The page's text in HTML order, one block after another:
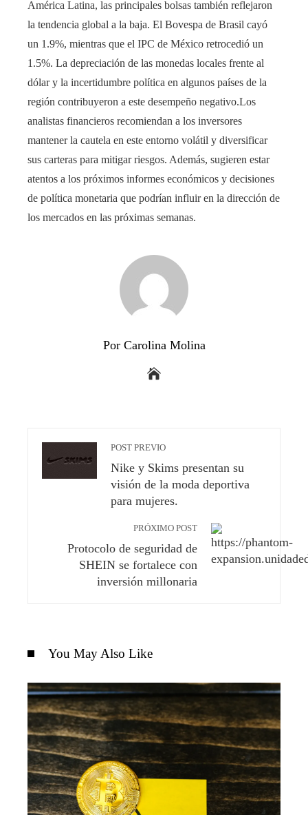
América Latina, las principales bolsas también reflejaron
la tendencia global a la baja. El Bovespa de Brasil cayó
un 1.9%, mientras que el IPC de México retrocedió un
1.5%. La depreciación de las monedas locales frente al
dólar y la incertidumbre política en algunos países de la
región contribuyeron a este desempeño negativo.Los
analistas financieros recomiendan a los inversores
mantener la cautela en este entorno volátil y diversificar
sus carteras para mitigar riesgos. Además, sugieren estar
atentos a los próximos informes económicos y decisiones
de política monetaria que podrían influir en la dirección de
los mercados en las próximas semanas.
Por Carolina Molina
POST PREVIO
Nike y Skims presentan su
visión de la moda deportiva
para mujeres.
PRÓXIMO POST
Protocolo de seguridad de
SHEIN se fortalece con
inversión millonaria
You May Also Like